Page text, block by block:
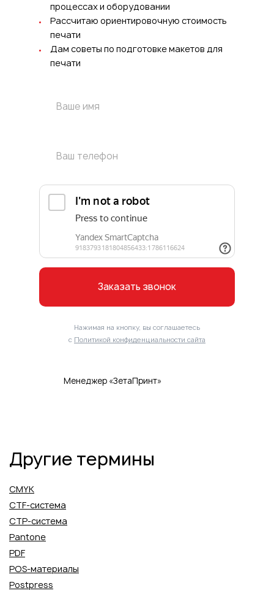
Менеджер «ЗетаПринт»
процессах и оборудовании
Рассчитаю ориентировочную стоимость
печати
Дам советы по подготовке макетов для
печати
Заказать звонок
Нажимая на кнопку, вы соглашаетесь
с Политикой конфиденциальности сайта
Другие термины
CMYK
CTF-система
CTP-система
Pantone
PDF
POS-материалы
Postpress